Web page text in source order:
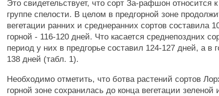
Это свидетельствует, что сорт За-рафшон относится
группе спелости. В целом в предгорной зоне
вегетации ранних и среднеранних сортов составила
горной - 116-120 дней. Что касается среднепоздних
период у них в предгорье составил 124-127 дней, а в
138 дней (табл. 1).
Необходимо отметить, что ботва растений сортов
горной зоне сохранилась до конца вегетации зеленой